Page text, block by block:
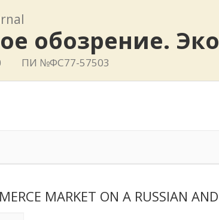
обозрение.
ПИ №ФС77-57503
MARKET ON A RUSSIAN